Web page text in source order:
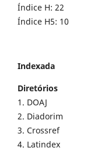
Índice H: 22
Índice H5: 10
Indexada
Diretórios
1. DOAJ
2. Diadorim
3. Crossref
4. Latindex